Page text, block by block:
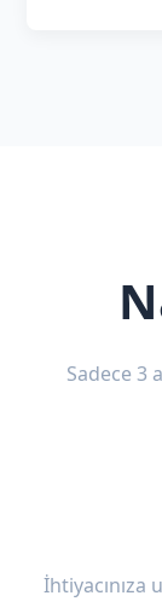
Sadece 3